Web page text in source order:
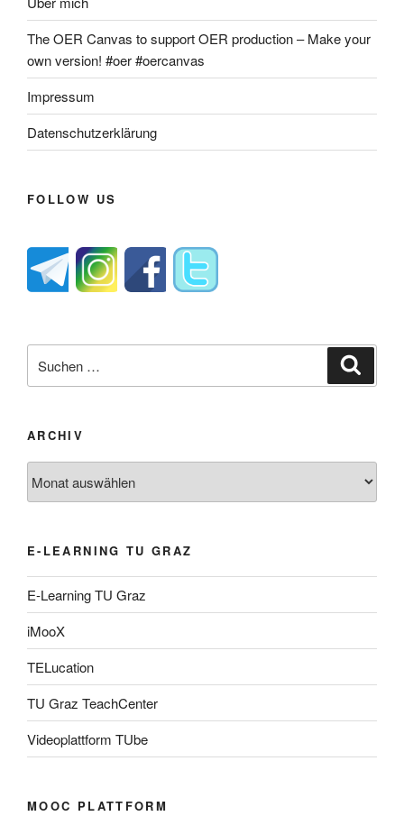
The OER Canvas to support OER production – Make your
own version! #oer #oercanvas
Impressum
Datenschutzerklärung
FOLLOW US
nach:
ARCHIV
E-LEARNING TU GRAZ
E-Learning TU Graz
iMooX
TELucation
TU Graz TeachCenter
Videoplattform TUbe
MOOC PLATTFORM